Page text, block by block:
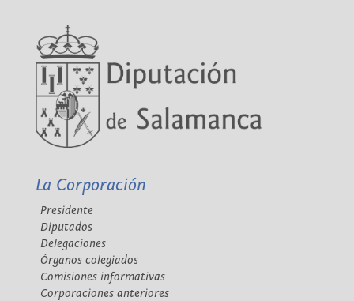
La Corporación
Presidente
Diputados
Delegaciones
Órganos colegiados
Comisiones informativas
Corporaciones anteriores